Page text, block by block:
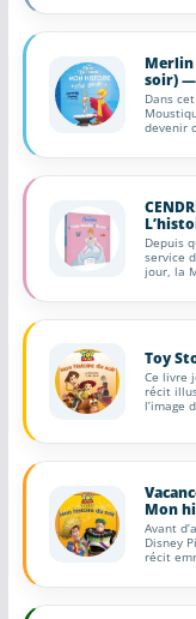
Merlin
soir) —
Dans
devenir
Depuis
service
jour, la
Toy
Ce livre
récit
l’image
Mon
Avant
Disney
récit